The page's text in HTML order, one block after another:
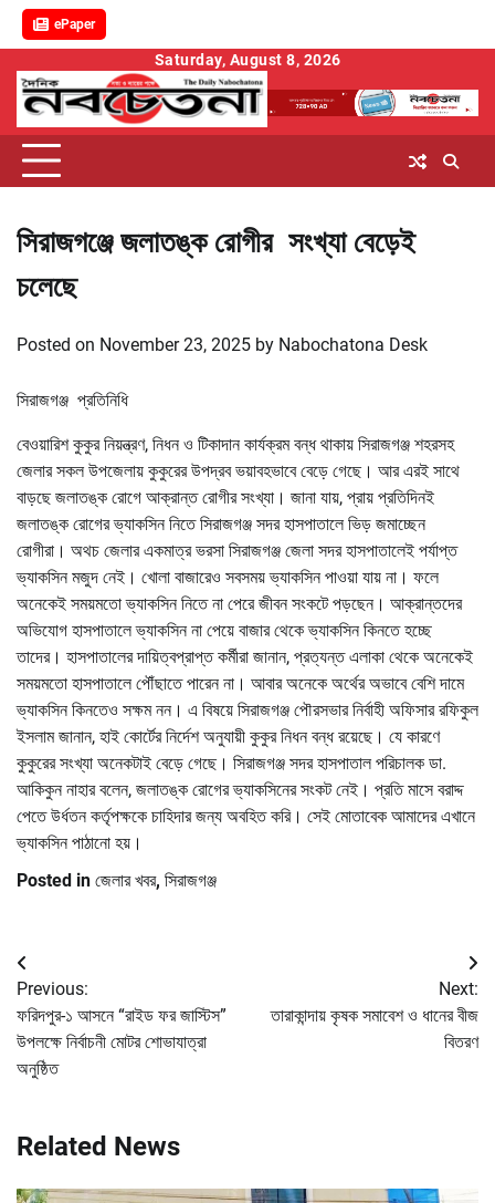
ePaper
content
Saturday, August 8, 2026
সিরাজগঞ্জে জলাতঙ্ক রোগীর সংখ্যা বেড়েই
চলেছে
Posted on November 23, 2025 by Nabochatona Desk
সিরাজগঞ্জ প্রতিনিধি
বেওয়ারিশ কুকুর নিয়ন্ত্রণ, নিধন ও টিকাদান কার্যক্রম বন্ধ থাকায় সিরাজগঞ্জ শহরসহ
জেলার সকল উপজেলায় কুকুরের উপদ্রব ভয়াবহভাবে বেড়ে গেছে। আর এরই সাথে
বাড়ছে জলাতঙ্ক রোগে আক্রান্ত রোগীর সংখ্যা। জানা যায়, প্রায় প্রতিদিনই
জলাতঙ্ক রোগের ভ্যাকসিন নিতে সিরাজগঞ্জ সদর হাসপাতালে ভিড় জমাচ্ছেন
রোগীরা। অথচ জেলার একমাত্র ভরসা সিরাজগঞ্জ জেলা সদর হাসপাতালেই পর্যাপ্ত
ভ্যাকসিন মজুদ নেই। খোলা বাজারেও সবসময় ভ্যাকসিন পাওয়া যায় না। ফলে
অনেকেই সময়মতো ভ্যাকসিন নিতে না পেরে জীবন সংকটে পড়ছেন। আক্রান্তদের
অভিযোগ হাসপাতালে ভ্যাকসিন না পেয়ে বাজার থেকে ভ্যাকসিন কিনতে হচ্ছে
তাদের। হাসপাতালের দায়িত্বপ্রাপ্ত কর্মীরা জানান, প্রত্যন্ত এলাকা থেকে অনেকেই
সময়মতো হাসপাতালে পৌঁছাতে পারেন না। আবার অনেকে অর্থের অভাবে বেশি দামে
ভ্যাকসিন কিনতেও সক্ষম নন। এ বিষয়ে সিরাজগঞ্জ পৌরসভার নির্বাহী অফিসার রফিকুল
ইসলাম জানান, হাই কোর্টের নির্দেশ অনুযায়ী কুকুর নিধন বন্ধ রয়েছে। যে কারণে
কুকুরের সংখ্যা অনেকটাই বেড়ে গেছে। সিরাজগঞ্জ সদর হাসপাতাল পরিচালক ডা.
আকিকুন নাহার বলেন, জলাতঙ্ক রোগের ভ্যাকসিনের সংকট নেই। প্রতি মাসে বরাদ্দ
পেতে উর্ধতন কর্তৃপক্ষকে চাহিদার জন্য অবহিত করি। সেই মোতাবেক আমাদের এখানে
ভ্যাকসিন পাঠানো হয়।
Posted in জেলার খবর, সিরাজগঞ্জ
Post
navigation
Previous:
ফরিদপুর-১ আসনে “রাইড ফর জাস্টিস”
উপলক্ষে নির্বাচনী মোটর শোভাযাত্রা
অনুষ্ঠিত
Next:
তারাকান্দায় কৃষক সমাবেশ ও ধানের বীজ
বিতরণ
Related News